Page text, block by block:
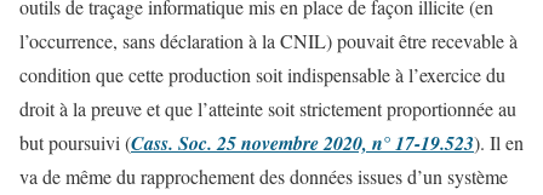
outils de traçage informatique mis en place de façon illicite (en
l’occurrence, sans déclaration à la CNIL) pouvait être recevable à
condition que cette production soit indispensable à l’exercice du
droit à la preuve et que l’atteinte soit strictement proportionnée au
but poursuivi (Cass. Soc. 25 novembre 2020, n° 17-19.523). Il en
va de même du rapprochement des données issues d’un système